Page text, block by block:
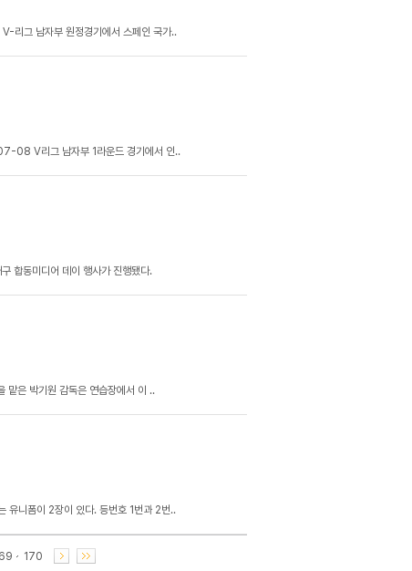
그 남자부 원정경기에서 스페인 국가..
08 V리그 남자부 1라운드 경기에서 인..
합동미디어 데이 행사가 진행됐다.
맡은 박기원 감독은 연습장에서 이 ..
유니폼이 2장이 있다. 등번호 1번과 2번..
170